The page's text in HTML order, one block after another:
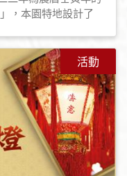
，本園特地設計了
擺設，經高功法師
迎回家中， 為新一年
活動